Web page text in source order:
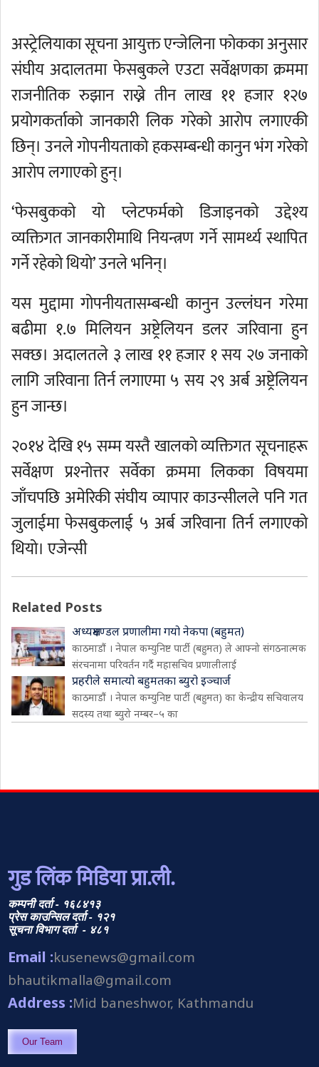
अस्ट्रेलियाका सूचना आयुक्त एन्जेलिना फोकका अनुसार
संघीय अदालतमा फेसबुकले एउटा सर्वेक्षणका क्रममा
राजनीतिक रुझान राख्ने तीन लाख ११ हजार १२७
प्रयोगकर्ताको जानकारी लिक गरेको आरोप लगाएकी
छिन्। उनले गोपनीयताको हकसम्बन्धी कानुन भंग गरेको
आरोप लगाएको हुन्।
‘फेसबुकको यो प्लेटफर्मको डिजाइनको उद्देश्य
व्यक्तिगत जानकारीमाथि नियन्त्रण गर्ने सामर्थ्य स्थापित
गर्ने रहेको थियो’ उनले भनिन्।
यस मुद्दामा गोपनीयतासम्बन्धी कानुन उल्लंघन गरेमा
बढीमा १.७ मिलियन अष्ट्रेलियन डलर जरिवाना हुन
सक्छ। अदालतले ३ लाख ११ हजार १ सय २७ जनाको
लागि जरिवाना तिर्न लगाएमा ५ सय २९ अर्ब अष्ट्रेलियन
हुन जान्छ।
२०१४ देखि १५ सम्म यस्तै खालको व्यक्तिगत सूचनाहरू
सर्वेक्षण प्रश्‍नोत्तर सर्वेका क्रममा लिकका विषयमा
जाँचपछि अमेरिकी संघीय व्यापार काउन्सीलले पनि गत
जुलाईमा फेसबुकलाई ५ अर्ब जरिवाना तिर्न लगाएको
थियो। एजेन्सी
Related Posts
अध्यक्षमण्डल प्रणालीमा गयो नेकपा (बहुमत)
काठमाडौं । नेपाल कम्युनिष्ट पार्टी (बहुमत) ले आफ्नो संगठनात्मक
संरचनामा परिवर्तन गर्दै महासचिव प्रणालीलाई
प्रहरीले समात्यो बहुमतका ब्युरो इञ्चार्ज
काठमाडौं । नेपाल कम्युनिष्ट पार्टी (बहुमत) का केन्द्रीय सचिवालय
सदस्य तथा ब्युरो नम्बर–५ का
गुड लिंक मिडिया प्रा.ली.
कम्पनी दर्ता - १६८४१३
प्रेस काउन्सिल दर्ता - १२१
सूचना विभाग दर्ता - ४८१
Email :kusenews@gmail.com
bhautikmalla@gmail.com
Address :Mid baneshwor, Kathmandu
Our Team